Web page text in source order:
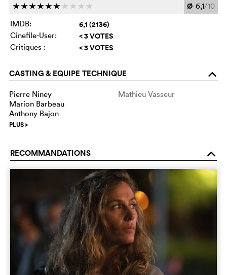
cccccc c c c c Ø 6,1/10
IMDB:
6,1 (2136)
Cinefile-User: < 3 VOTES
Critiques : < 3 VOTES
CASTING & EQUIPE TECHNIQUE o
Pierre Niney
Mathieu Vasseur
Marion Barbeau
Anthony Bajon
PLUS>
RECOMMANDATIONS o